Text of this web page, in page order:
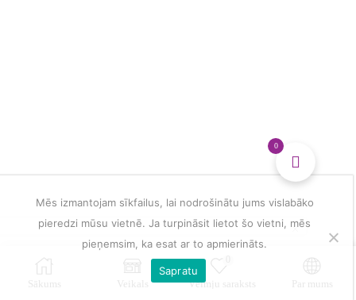
Sākums Veikals Vēlmju saraksts Par mums
0
Mēs izmantojam sīkfailus, lai nodrošinātu jums vislabāko
pieredzi mūsu vietnē. Ja turpināsit lietot šo vietni, mēs
pieņemsim, ka esat ar to apmierināts.
Sapratu